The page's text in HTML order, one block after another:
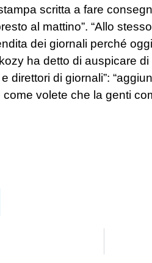
scritta a fare
al mattino”. “Allo
dei giornali perché
ha detto di auspicare
direttori di giornali”:
volete che la genti